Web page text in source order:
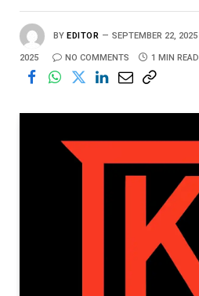
BY EDITOR SEPTEMBER 22, 2025
2025 NO COMMENTS 1 MIN READ